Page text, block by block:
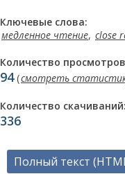
Ключевые слова:
медленное чтение, сlose
Количество
94(смотреть
Количество скачиваний:
336
Полный текст